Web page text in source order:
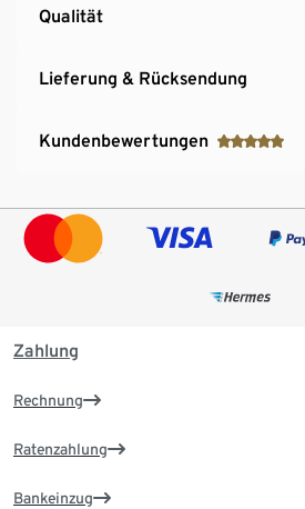
Qualität
Lieferung & Rücksendung
Kundenbewertungen
Zahlung
Rechnung
Ratenzahlung
Bankeinzug